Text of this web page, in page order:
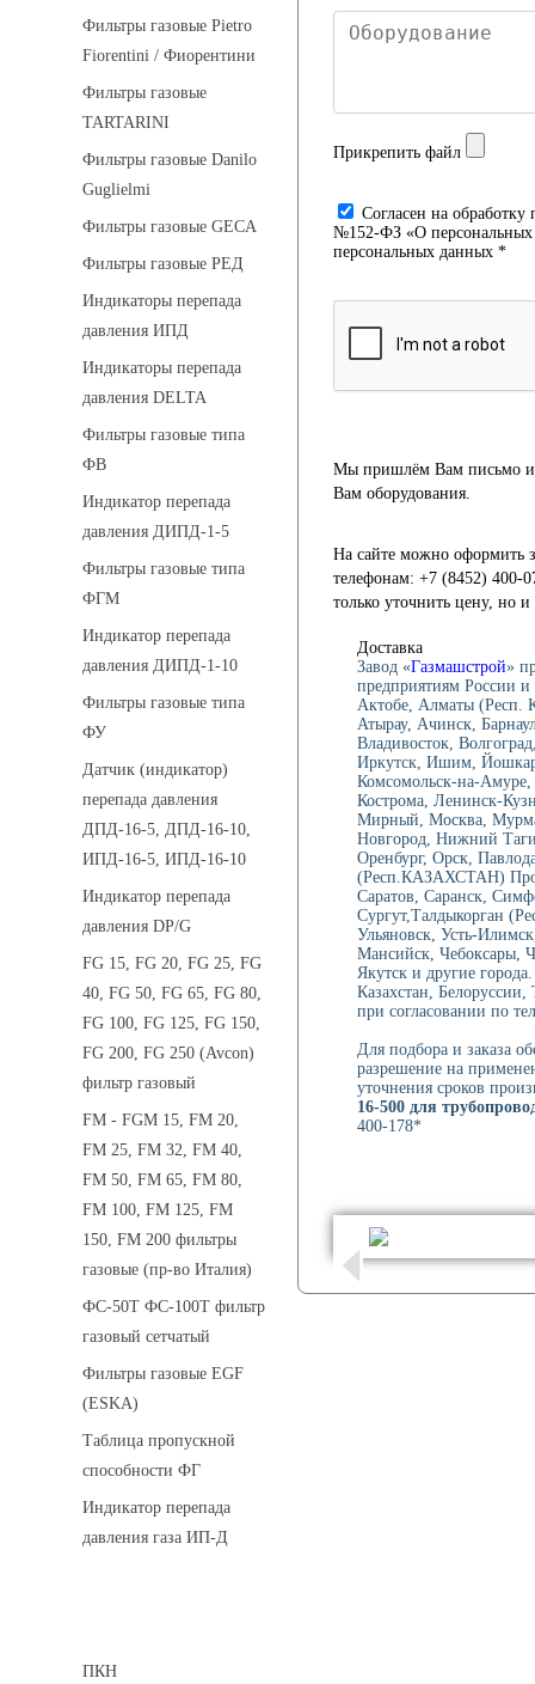
Фильтры газовые Pietro
Fiorentini / Фиорентини
Фильтры газовые
TARTARINI
Фильтры газовые Danilo
Guglielmi
Фильтры газовые GECA
Фильтры газовые РЕД
Индикаторы перепада
давления ИПД
Индикаторы перепада
давления DELTA
Фильтры газовые типа
ФВ
Индикатор перепада
давления ДИПД-1-5
Фильтры газовые типа
ФГМ
Индикатор перепада
давления ДИПД-1-10
Фильтры газовые типа
ФУ
Датчик (индикатор)
перепада давления
ДПД-16-5, ДПД-16-10,
ИПД-16-5, ИПД-16-10
Индикатор перепада
давления DP/G
FG 15, FG 20, FG 25, FG
40, FG 50, FG 65, FG 80,
FG 100, FG 125, FG 150,
FG 200, FG 250 (Avcon)
фильтр газовый
FM - FGM 15, FM 20,
FM 25, FM 32, FM 40,
FM 50, FM 65, FM 80,
FM 100, FM 125, FM
150, FM 200 фильтры
газовые (пр-во Италия)
ФС-50Т ФС-100Т фильтр
газовый сетчатый
Фильтры газовые EGF
(ESKA)
Таблица пропускной
способности ФГ
Индикатор перепада
давления газа ИП-Д
ПКН
Прикрепить файл
Cогласен на
№152-ФЗ «О персональных
персональных данных *
Мы пришлём Вам письмо и
Вам оборудования.
На сайте можно оформить
телефонам: +7 (8452) 400-
только уточнить цену, но
Доставка
Завод «Газмашстрой»
предприятиям России
Актобе, Алматы (Респ.
Атырау, Ачинск,
Владивосток,
Иркутск, Ишим,
Комсомольск-на-
Кострома, Ленинск-
Мирный, Москва,
Новгород, Нижний
Оренбург, Орск,
(Респ.КАЗАХСТАН)
Саратов, Саранск,
Сургут,Талдыкорган
Ульяновск, Усть-
Мансийск, Чебоксары,
Якутск и другие
Казахстан,
при согласовании по
Для подбора и заказа
разрешение на
уточнения сроков
16-500 для
400-178*